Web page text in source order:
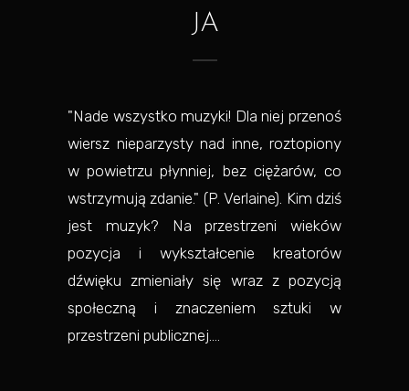
JA
"Nade wszystko muzyki! Dla niej przenoś
wiersz nieparzysty nad inne, roztopiony
w powietrzu płynniej, bez ciężarów, co
wstrzymują zdanie." (P. Verlaine). Kim dziś
jest muzyk? Na przestrzeni wieków
pozycja i wykształcenie kreatorów
dźwięku zmieniały się wraz z pozycją
społeczną i znaczeniem sztuki w
przestrzeni publicznej....